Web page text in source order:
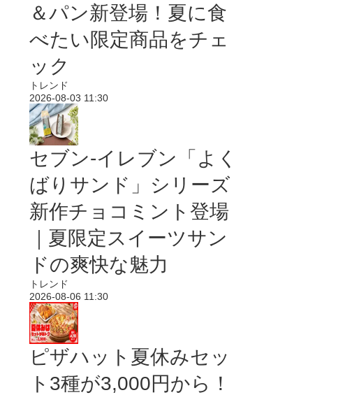
＆パン新登場！夏に食
べたい限定商品をチェ
ック
トレンド
2026-08-03 11:30
セブン‐イレブン「よく
ばりサンド」シリーズ
新作チョコミント登場
｜夏限定スイーツサン
ドの爽快な魅力
トレンド
2026-08-06 11:30
ピザハット夏休みセッ
ト3種が3,000円から！